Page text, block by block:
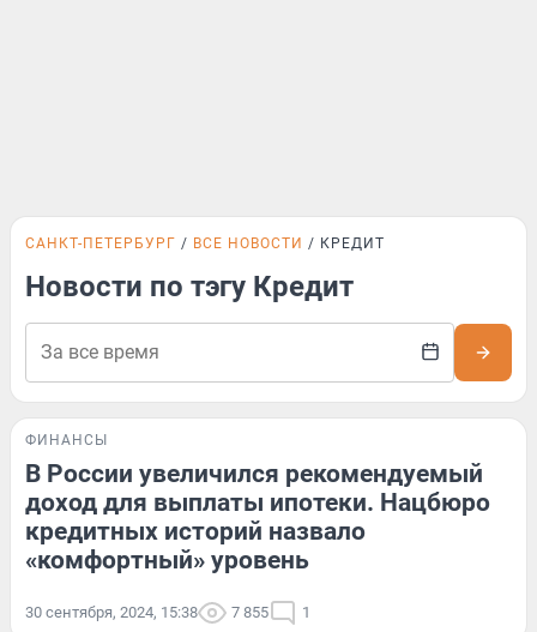
САНКТ-ПЕТЕРБУРГ ВСЕ НОВОСТИ КРЕДИТ
Новости по тэгу Кредит
ФИНАНСЫ
В России увеличился рекомендуемый
доход для выплаты ипотеки. Нацбюро
кредитных историй назвало
«комфортный» уровень
30 сентября, 2024, 15:38 7 855 1